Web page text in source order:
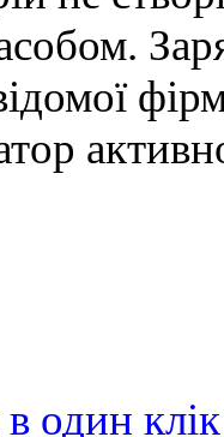
один клік